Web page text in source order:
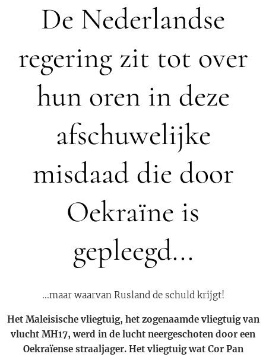
De Nederlandse
regering zit tot over
hun oren in deze
afschuwelijke
misdaad die door
Oekraïne is
gepleegd...
...maar waarvan Rusland de schuld krijgt!
Het Maleisische vliegtuig, het zogenaamde vliegtuig van
vlucht MH17, werd in de lucht neergeschoten door een
Oekraïense straaljager. Het vliegtuig wat Cor Pan